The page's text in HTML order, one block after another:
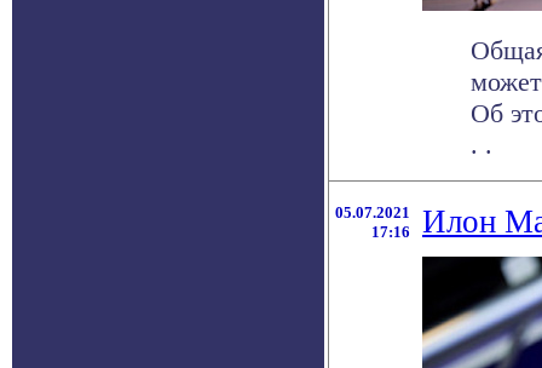
Об
. .
05.07.2021
17:16
Илон